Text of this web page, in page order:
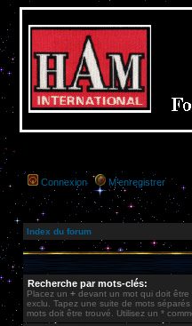
Connexion M’enregistrer
Index du forum
Recherche par mots-clés:
Placez un + devant un mot qui doit être
exclu. Tapez une suite de mots
mots doit être trouvé. Utilisez un *